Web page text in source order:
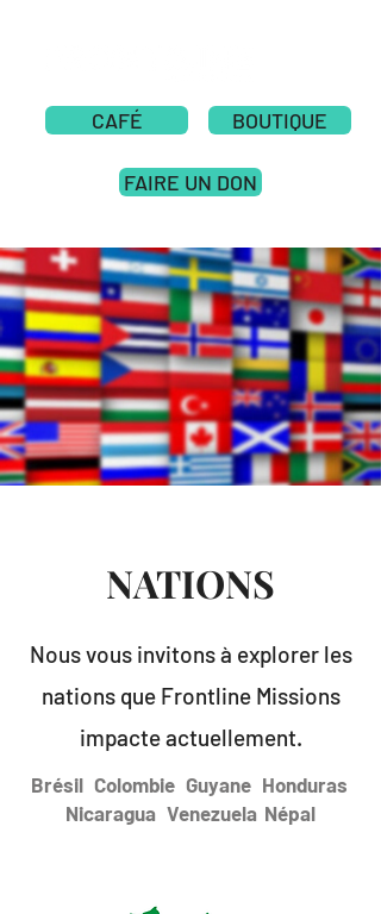
CAFÉ BOUTIQUE
FAIRE UN DON
NATIONS
Nous vous invitons à explorer les
nations que Frontline Missions
impacte actuellement.
Brésil Colombie Guyane Honduras
Nicaragua Venezuela Népal